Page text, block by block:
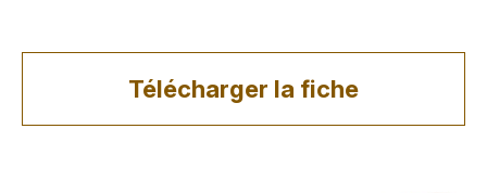
Télécharger la fiche